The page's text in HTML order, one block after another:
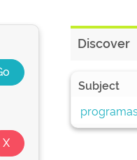
Discover
Subject